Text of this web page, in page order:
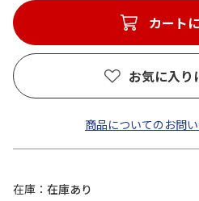
カート
お気に入り
商品についてのお問
在庫
在庫あり